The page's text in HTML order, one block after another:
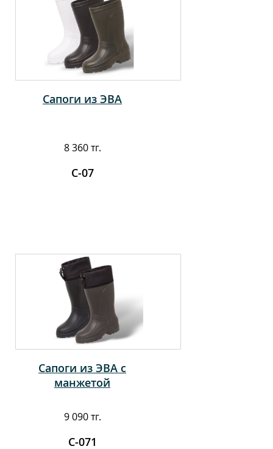
Сапоги из ЭВА
8 360 тг.
С-07
Сапоги из ЭВА с
манжетой
9 090 тг.
С-071